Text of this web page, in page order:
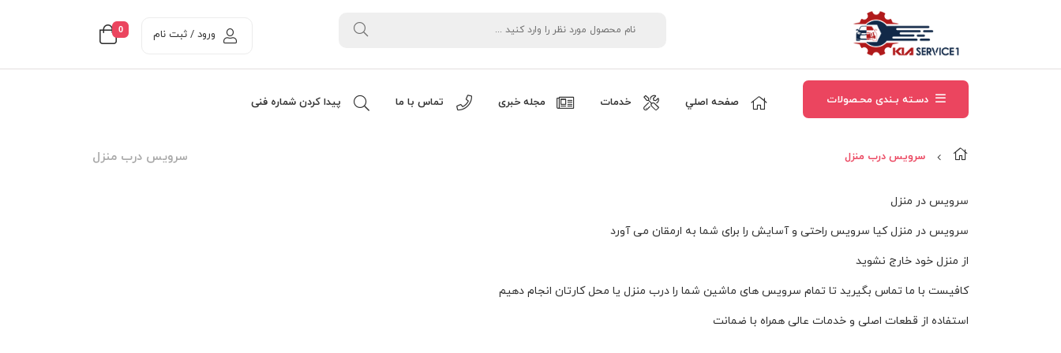
0 ورود / ثبت نام
دسـته بـندی محـصولات صفحه اصلي خدمات مجله خبری تماس با ما پیدا کردن شماره فنی
سرویس درب منزل سرویس درب منزل
سرویس در منزل
سرویس در منزل کیا سرویس راحتی و آسایش را برای شما به ارمقان می آورد
از منزل خود خارج نشوید
کافیست با ما تماس بگیرید تا تمام سرویس های ماشین شما را درب منزل یا محل کارتان انجام دهیم
استفاده از قطعات اصلی و خدمات عالی همراه با ضمانت